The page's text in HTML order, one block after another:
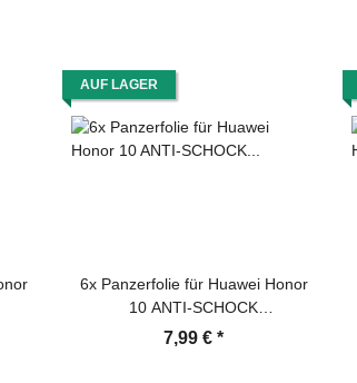
AUF LAGER
6x Panzerfolie für Huawei Honor
10 ANTI-SCHOCK
Displayschutzfolie HD ULTRA
7,99 € *